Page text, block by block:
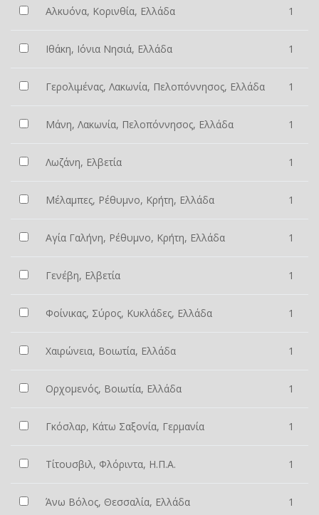
Αλκυόνα, Κορινθία, Ελλάδα 1
Ιθάκη, Ιόνια Νησιά, Ελλάδα 1
Γερολιμένας, Λακωνία, Πελοπόννησος, Ελλάδα 1
Μάνη, Λακωνία, Πελοπόννησος, Ελλάδα 1
Λωζάνη, Ελβετία 1
Μέλαμπες, Ρέθυμνο, Κρήτη, Ελλάδα 1
Αγία Γαλήνη, Ρέθυμνο, Κρήτη, Ελλάδα 1
Γενέβη, Ελβετία 1
Φοίνικας, Σύρος, Κυκλάδες, Ελλάδα 1
Χαιρώνεια, Βοιωτία, Ελλάδα 1
Ορχομενός, Βοιωτία, Ελλάδα 1
Γκόσλαρ, Κάτω Σαξονία, Γερμανία 1
Τίτουσβιλ, Φλόριντα, Η.Π.Α. 1
Άνω Βόλος, Θεσσαλία, Ελλάδα 1